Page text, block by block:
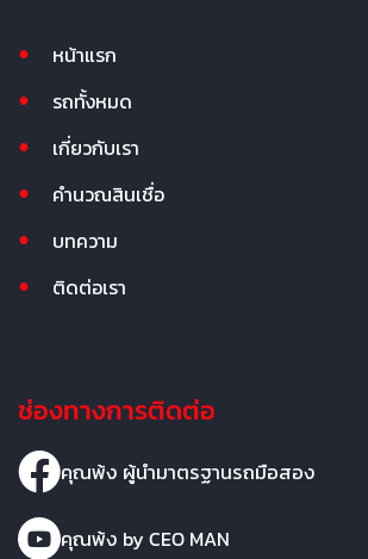
หน้าแรก
รถทั้งหมด
เกี่ยวกับเรา
คำนวณสินเชื่อ
บทความ
ติดต่อเรา
ช่องทางการติดต่อ
คุณพ้ง ผู้นำมาตรฐานรถมือสอง
คุณพ้ง by CEO MAN